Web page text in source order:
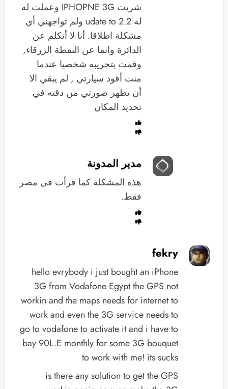
شريت IPHOPNE 3G وعملت له
له udate to 2.2 ولم تواجهني أي
مشكلة اطلاقا. أنا لا أتكلم عن
الدائرة وانما عن النقطة الزرقاء,
وقمت بتجريبه شخصيا عندما
منت أقود سيارتي , لم يبقي الا
أن تظهر صورتي من دقته في
تحديد المكان
مدير المدونة
هذه المشكلة كما قرأت في مصر
فقط.
fekry
hello evrybody i just bought an iPhone
3G from Vodafone Egypt the GPS not
workin and the maps needs for internet to
work and even the 3G service needs to
go to vodafone to activate it and i have to
bay 90L.E monthly for some 3G bouquet
to work with me! its sucks
is there any solution to get the GPS